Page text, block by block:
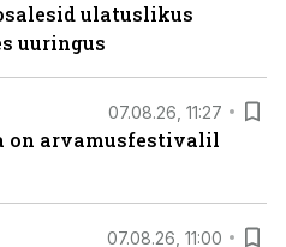
ulatuslikus
uuringus
07.08.26, 11:27
on arvamusfestivalil
07.08.26, 11:00